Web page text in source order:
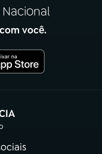
você.
nova aba)